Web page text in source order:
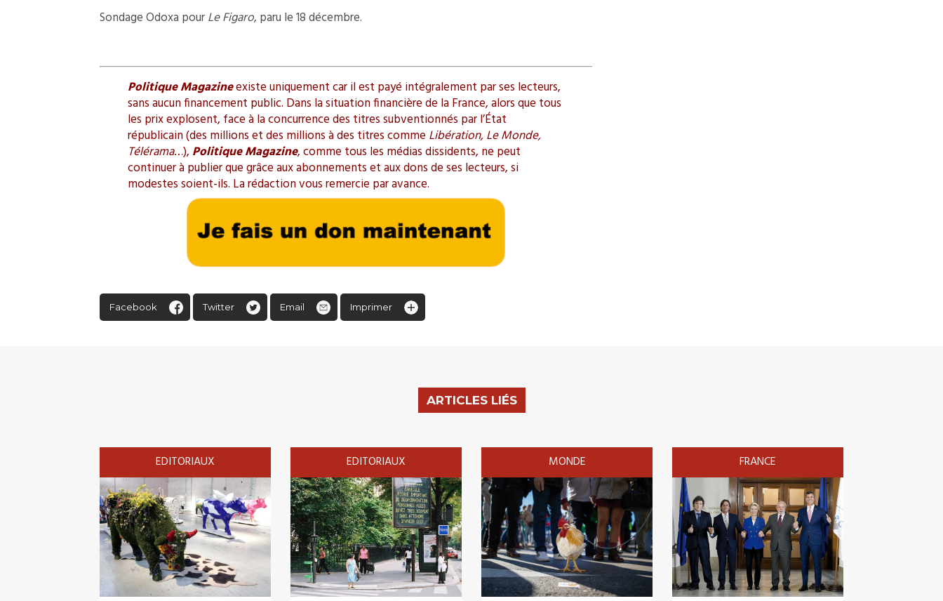
Sondage Odoxa pourLe Figaro, paru le 18 décembre.
Politique Magazineexiste uniquement car il est payé intégralement par ses lecteurs,
sans aucun financement public. Dans la situation financière de la France, alors que tous
les prix explosent, face à la concurrence des titres subventionnés par l’État
républicain (des millions et des millions à des titres comme Libération, Le Monde,
Télérama…), Politique Magazine, comme tous les médias dissidents, ne peut
continuer à publier que grâce aux abonnements et aux dons de ses lecteurs, si
modestes soient-ils. La rédaction vous remercie par avance.
Facebook Twitter Email Imprimer
ARTICLES LIÉS
EDITORIAUX EDITORIAUX MONDE FRANCE